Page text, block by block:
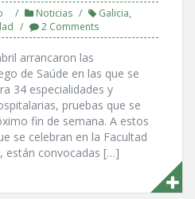
Noticias Galicia,
2 Comments
arrancaron las
de Saúde en las que se
34 especialidades y
pruebas que se
fin de semana. A estos
se celebran en la Facultad
están convocadas […]